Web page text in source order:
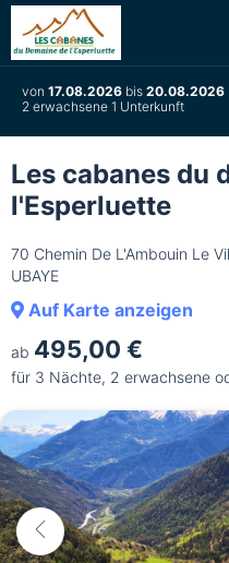
von 17.08.2026 bis 20.08.2026
2 erwachsene 1 Unterkunft
Les cabanes du
l'Esperluette
70 Chemin De L'Ambouin Le
UBAYE
Auf Karte anzeigen
ab 495,00 €
für 3 Nächte, 2 erwachsene